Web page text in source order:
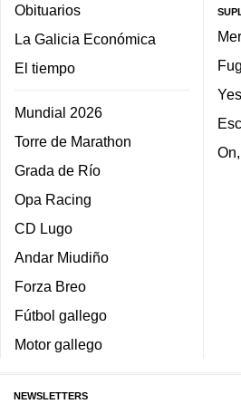
Obituarios
La Galicia Económica
El tiempo
Mundial 2026
Torre de Marathon
Grada de Río
Opa Racing
CD Lugo
Andar Miudiño
Forza Breo
Fútbol gallego
Motor gallego
Yes
NEWSLETTERS